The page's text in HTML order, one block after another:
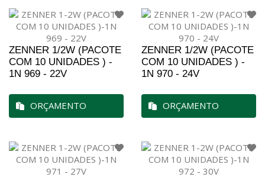
ZENNER 1/2W (PACOTE
COM 10 UNIDADES ) -
1N 969 - 22V
ORÇAMENTO
ZENNER 1/2W (PACOTE
COM 10 UNIDADES ) -
1N 970 - 24V
ORÇAMENTO